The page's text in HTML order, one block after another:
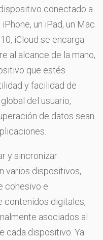
conectado a
un iPad, un Mac
iCloud se encarga
al alcance de la mano,
que estés
y facilidad de
del usuario,
de datos sean
y sincronizar
varios dispositivos,
cohesivo e
contenidos digitales,
asociados al
cada dispositivo. Ya